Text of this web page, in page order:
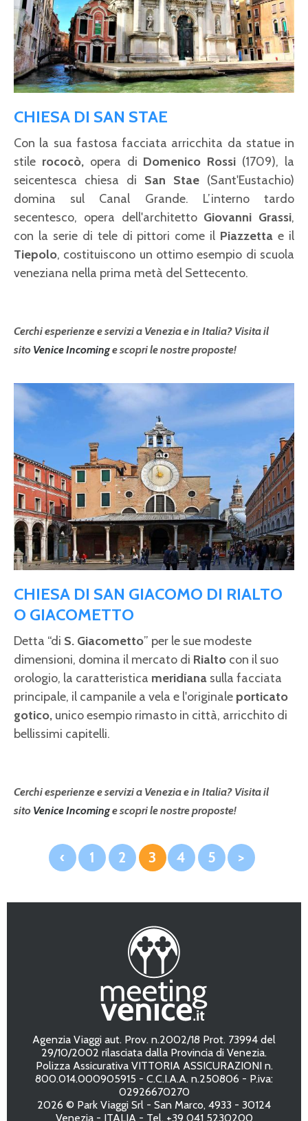
CHIESA DI SAN STAE
Con la sua fastosa facciata arricchita da statue in
stile rococò, opera di Domenico Rossi (1709), la
seicentesca chiesa di San Stae (Sant'Eustachio)
domina sul Canal Grande. L’interno tardo
secentesco, opera dell'architetto Giovanni Grassi,
con la serie di tele di pittori come il Piazzetta e il
Tiepolo, costituiscono un ottimo esempio di scuola
veneziana nella prima metà del Settecento.
Cerchi esperienze e servizi a Venezia e in Italia? Visita il
sito Venice Incominge scopri le nostre proposte!
CHIESA DI SAN GIACOMO DI RIALTO
O GIACOMETTO
Detta “di S. Giacometto” per le sue modeste
dimensioni, domina il mercato di Rialto con il suo
orologio, la caratteristica meridiana sulla facciata
principale, il campanile a vela e l'originale porticato
gotico, unico esempio rimasto in città, arricchito di
bellissimi capitelli.
Cerchi esperienze e servizi a Venezia e in Italia? Visita il
sito Venice Incominge scopri le nostre proposte!
‹ 1 2 3 4 5 >
Agenzia Viaggi aut. Prov. n.2002/18 Prot. 73994 del
29/10/2002 rilasciata dalla Provincia di Venezia.
Polizza Assicurativa VITTORIA ASSICURAZIONI n.
800.014.000905915 - C.C.I.A.A. n.250806 - P.iva:
02926670270
2026 © Park Viaggi Srl - San Marco, 4933 - 30124
Venezia - ITALIA - Tel. +39 041 5230200